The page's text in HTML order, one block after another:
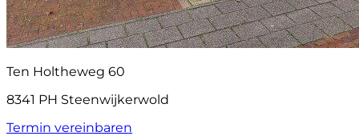
Ten Holtheweg 60
8341 PH Steenwijkerwold
Termin vereinbaren